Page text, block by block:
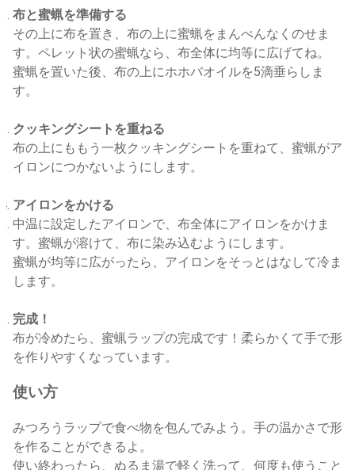
布と蜜蝋を準備する
その上に布を置き、布の上に蜜蝋をまんべんなくのせま
す。ペレット状の蜜蝋なら、布全体に均等に広げてね。
蜜蝋を置いた後、布の上にホホバオイルを5滴垂らしま
す。
クッキングシートを重ねる
布の上にももう一枚クッキングシートを重ねて、蜜蝋がア
イロンにつかないようにします。
アイロンをかける
中温に設定したアイロンで、布全体にアイロンをかけま
す。蜜蝋が溶けて、布に染み込むようにします。
蜜蝋が均等に広がったら、アイロンをそっとはなして冷ま
します。
完成！
布が冷めたら、蜜蝋ラップの完成です！柔らかくて手で形
を作りやすくなっています。
使い方
みつろうラップで食べ物を包んでみよう。手の温かさで形
を作ることができるよ。
使い終わったら、ぬるま湯で軽く洗って、何度も使うこと